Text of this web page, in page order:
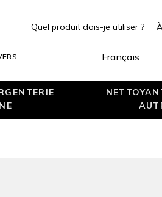
Quel produit dois-je utiliser ?
Français